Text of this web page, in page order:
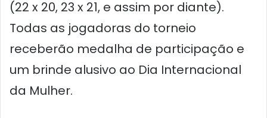
(22 x 20, 23 x 21, e assim por diante).
Todas as jogadoras do torneio
receberão medalha de participação e
um brinde alusivo ao Dia Internacional
da Mulher.